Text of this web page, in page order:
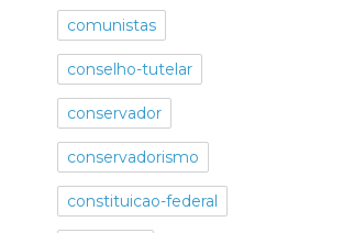
comunistas
conselho-tutelar
conservador
conservadorismo
constituicao-federal